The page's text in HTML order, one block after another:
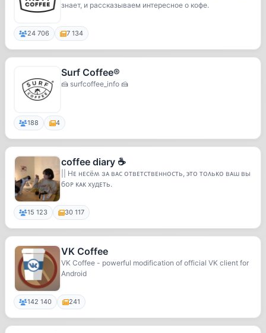
знает, и рассказываем интересное о кофе.
24 706 7 134
Surf Coffee®
🍰 surfcoffee_info 🍰
188 4
coffee diary ☕
|| Нᴇ нᴇᴄёʍ ɜᴀ ʙᴀᴄ ᴏᴛʙᴇᴛᴄᴛʙᴇннᴏᴄᴛь, ϶ᴛᴏ ᴛᴏᴧьᴋᴏ ʙᴀɯ ʙы
бᴏᴩ ᴋᴀᴋ худᴇᴛь.
15 123 30 117
VK Coffee
VK Coffee - powerful modification of official VK client for
Android
142 140 241